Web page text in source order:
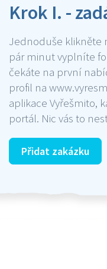
Krok I. -
Jednoduše klikněte
pár minut vyplníte
čekáte na první
profil na
aplikace Vyřešmito,
portál. Nic vás to
Přidat zakázku